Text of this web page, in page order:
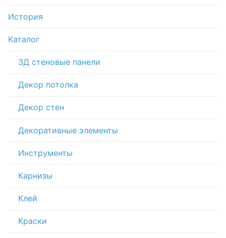
История
Каталог
3Д стеновые панели
Декор потолка
Декор стен
Декоративные элементы
Инструменты
Карнизы
Клей
Краски